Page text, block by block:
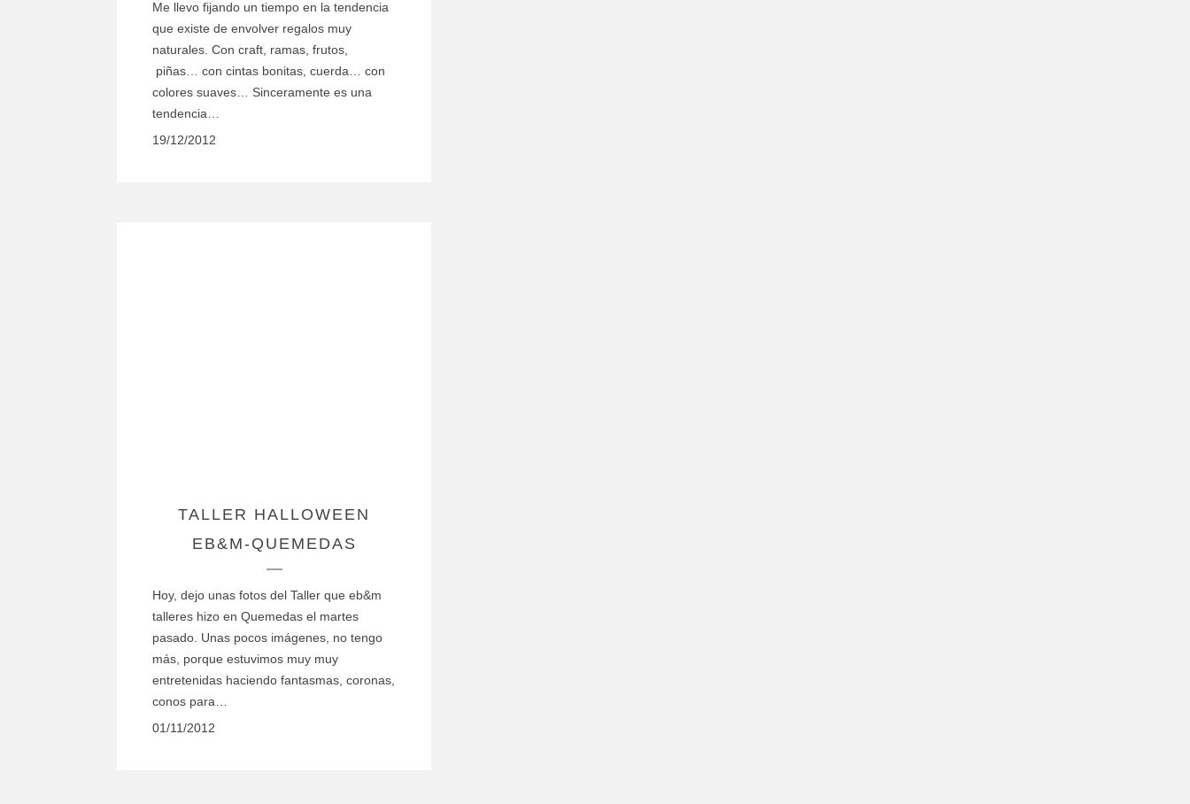
Me llevo fijando un tiempo en la tendencia
que existe de envolver regalos muy
naturales. Con craft, ramas, frutos,
piñas… con cintas bonitas, cuerda… con
colores suaves… Sinceramente es una
tendencia…
19/12/2012
TALLER HALLOWEEN
EB&M-QUEMEDAS
Hoy, dejo unas fotos del Taller que eb&m
talleres hizo en Quemedas el martes
pasado. Unas pocos imágenes, no tengo
más, porque estuvimos muy muy
entretenidas haciendo fantasmas, coronas,
conos para…
01/11/2012